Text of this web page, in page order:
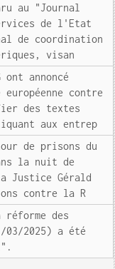
au "Journal
de l'Etat
de coordination
visan
annoncé
contre
des textes
aux entrep
de prisons du
la nuit de
Justice Gérald
contre la R
des
03/2025) a été